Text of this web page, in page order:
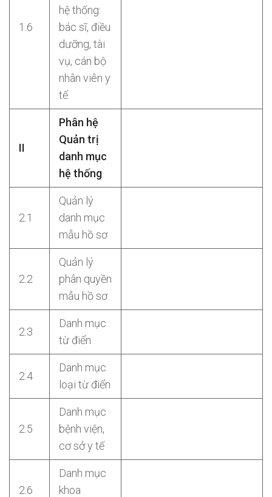
1.6
hệ thống:
bác sĩ, điều
dưỡng, tài
vụ, cán bộ
nhân viên y
tế.
II
Phân hệ
Quản trị
danh mục
hệ thống
2.1
Quản lý
danh mục
mẫu hồ sơ
2.2
Quản lý
phân quyền
mẫu hồ sơ
2.3
Danh mục
từ điển
2.4
Danh mục
loại từ điển
2.5
Danh mục
bệnh viện,
cơ sở y tế
2.6
Danh mục
khoa